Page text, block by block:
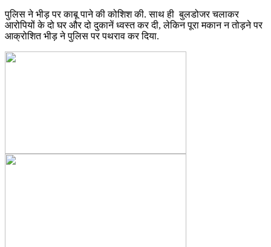
पुलिस ने भीड़ पर काबू पाने की कोशिश की. साथ ही बुलडोजर चलाकर
आरोपियों के दो घर और दो दुकानें ध्वस्त कर दी, लेकिन पूरा मकान न तोड़ने पर
आक्रोशित भीड़ ने पुलिस पर पथराव कर दिया.